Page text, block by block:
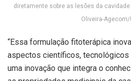
diretamente sobre as lesões da
Oliveira-Agecom/
“Essa formulação fitoterápica
aspectos científicos, tecnológicos
uma inovação que integra o